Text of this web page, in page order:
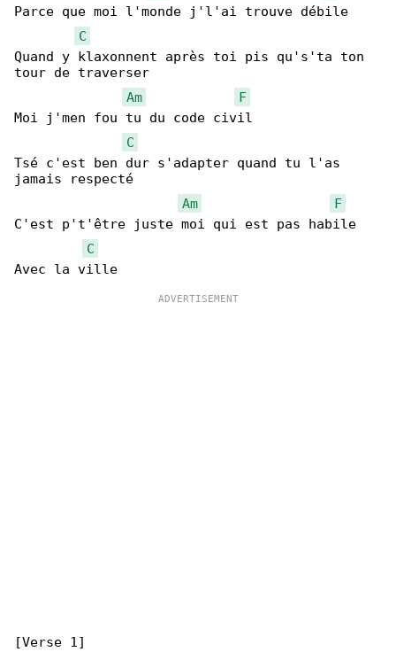
Parce que moi l'monde j'l'ai trouve débile
C
Quand y klaxonnent après toi pis qu's'ta ton
tour de traverser
Am
F
Moi j'men fou tu du code civil
C
Tsé c'est ben dur s'adapter quand tu l'as
jamais respecté
Am
F
C'est p't'être juste moi qui est pas habile
C
[Verse 1]